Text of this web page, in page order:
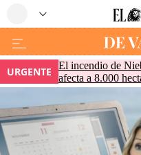
URGENTE
El incendio de
afecta a 8.000